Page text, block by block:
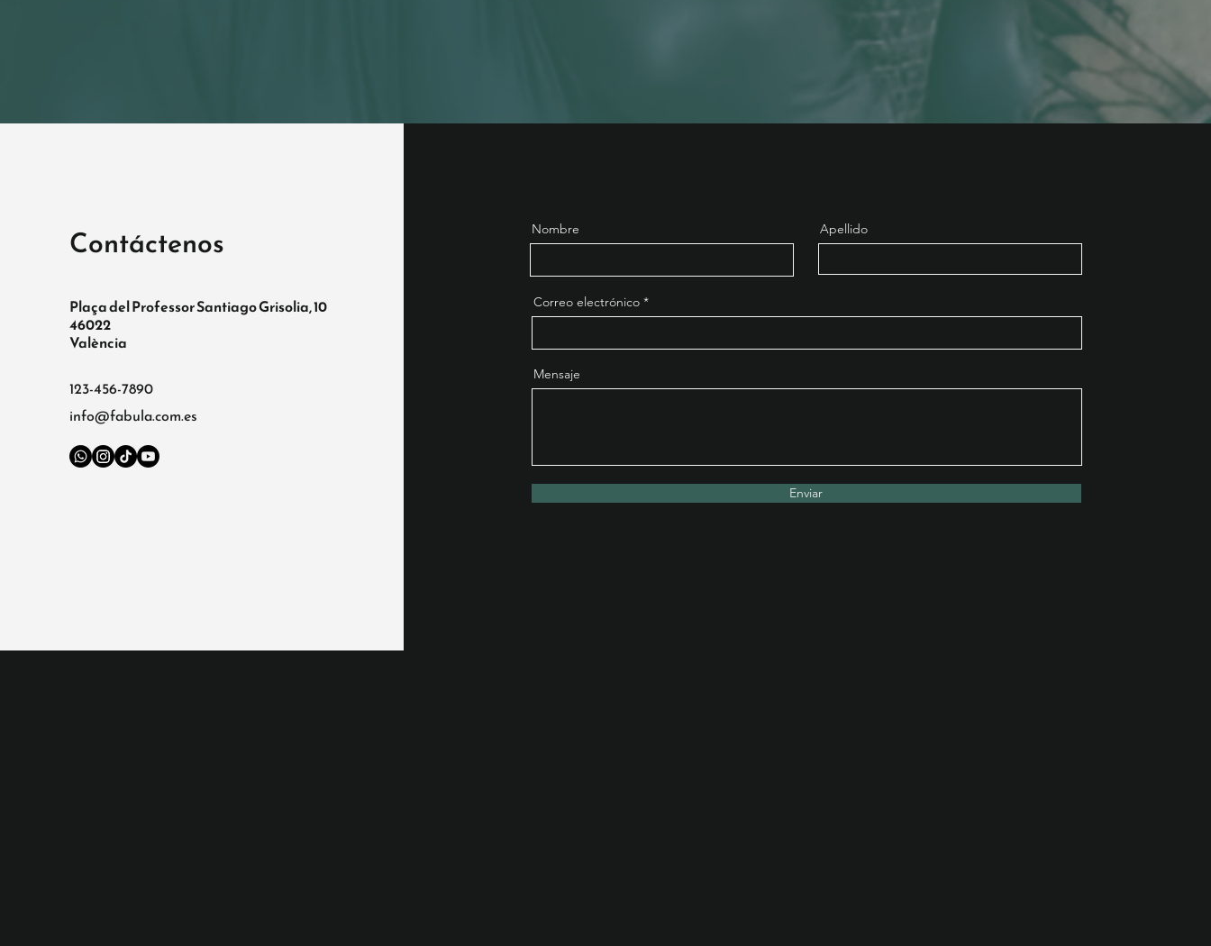
Contáctenos
Plaça del Professor Santiago Grisolia, 10
46022
València
123-456-7890
info@fabula.com.es
Nombre Apellido
Correo electrónico
Mensaje
Enviar